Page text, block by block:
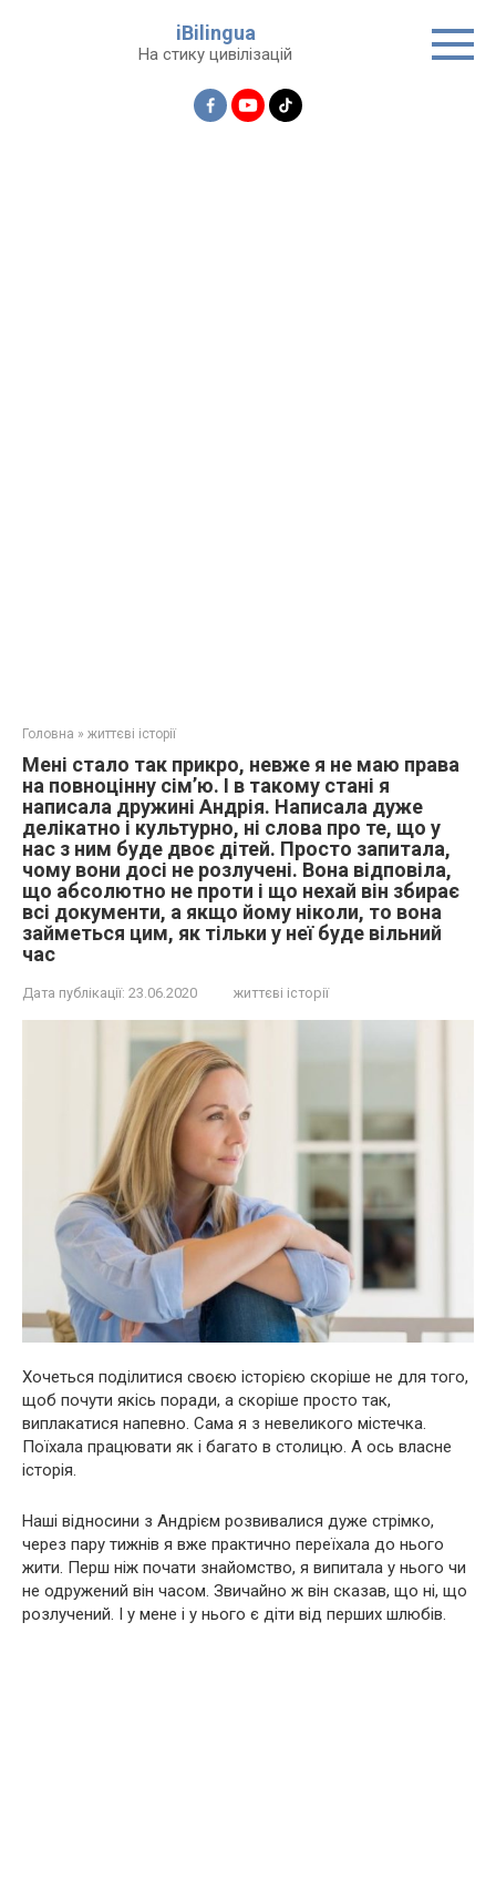
iBilingua
На стику цивілізацій
Головна » життєві історії
Мені стало так прикро, невже я не маю права
на повноцінну сім’ю. І в такому стані я
написала дружині Андрія. Написала дуже
делікатно і культурно, ні слова про те, що у
нас з ним буде двоє дітей. Просто запитала,
чому вони досі не розлучені. Вона відповіла,
що абсолютно не проти і що нехай він збирає
всі документи, а якщо йому ніколи, то вона
займеться цим, як тільки у неї буде вільний
час
Дата публікації: 23.06.2020 життєві історії
Хочеться поділитися своєю історією скоріше не для того,
щоб почути якісь поради, а скоріше просто так,
виплакатися напевно. Сама я з невеликого містечка.
Поїхала працювати як і багато в столицю. А ось власне
історія.
Наші відносини з Андрієм розвивалися дуже стрімко,
через пару тижнів я вже практично переїхала до нього
жити. Перш ніж почати знайомство, я випитала у нього чи
не одружений він часом. Звичайно ж він сказав, що ні, що
розлучений. І у мене і у нього є діти від перших шлюбів.